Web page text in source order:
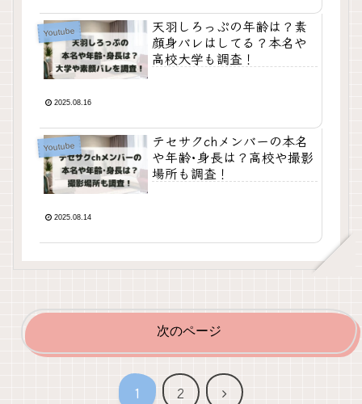
Youtube
天羽しろっぷの年齢は？素
顔身バレはしてる？本名や
高校大学も調査！
2025.08.16
Youtube
テセサクchメンバーの本名
や年齢･身長は？高校や撮影
場所も調査！
2025.08.14
次のページ
1 2
次